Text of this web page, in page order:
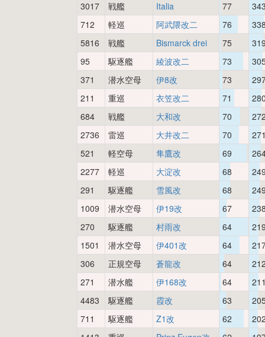
3017
戦艦 Italia 77
712
軽巡 阿武隈改二 76
5816
戦艦 Bismarck drei 75
95
駆逐艦 綾波改二 73
371
潜水空母 伊8改 73
211
重巡 衣笠改二 71
684
戦艦 大和改 70
2736
雷巡 大井改二 70
521
軽空母 隼鷹改 69
2277
軽巡 大淀改 68
291
駆逐艦 雪風改 68
1009
潜水空母 伊19改 67
270
駆逐艦 村雨改 64
1501
潜水空母 伊401改 64
306
正規空母 蒼龍改 64
271
潜水艦 伊168改 64
4483
駆逐艦 霞改 63
711
駆逐艦 Z1改 62